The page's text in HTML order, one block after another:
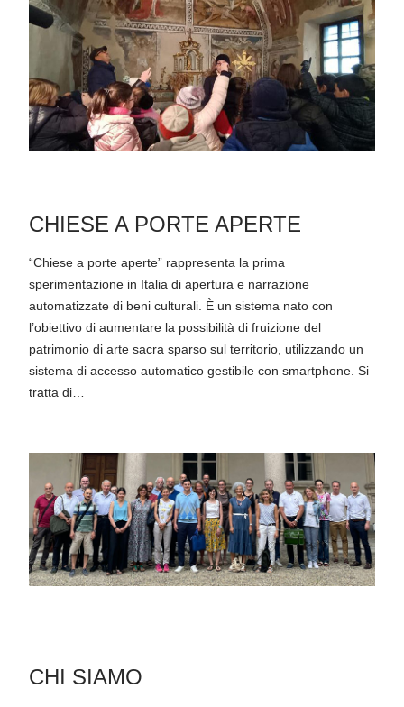
CHIESE A PORTE APERTE
“Chiese a porte aperte” rappresenta la prima
sperimentazione in Italia di apertura e narrazione
automatizzate di beni culturali. È un sistema nato con
l’obiettivo di aumentare la possibilità di fruizione del
patrimonio di arte sacra sparso sul territorio, utilizzando un
sistema di accesso automatico gestibile con smartphone. Si
tratta di…
CHI SIAMO